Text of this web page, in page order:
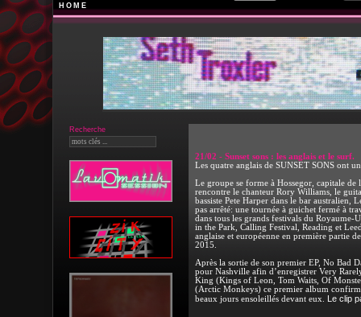
HOME
Recherche
21/02 - Sunset sons : les anglais et le surf.
Les quatre anglais de SUNSET SONS ont
Le groupe se forme à Hossegor, capitale de
rencontre le chanteur Rory Williams, le
bassiste Pete Harper dans le bar australien,
pas arrêté: une tournée à guichet fermé à
dans tous les grands festivals du
in the Park, Calling Festival, Reading et
anglaise et européenne en première partie
2015.
Après la sortie de son premier EP, No Bad
pour Nashville afin d’enregistrer Very
King (Kings of Leon, Tom Waits, Of
(Arctic Monkeys) ce premier album
beaux jours ensoleillés devant eux.
Le clip